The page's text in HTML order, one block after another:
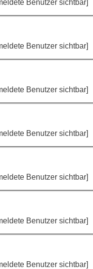
Benutzer sichtbar]
Benutzer sichtbar]
Benutzer sichtbar]
Benutzer sichtbar]
Benutzer sichtbar]
Benutzer sichtbar]
Benutzer sichtbar]